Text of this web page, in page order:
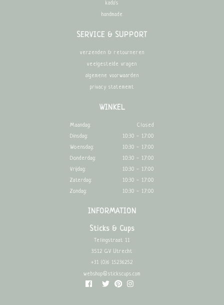
kado's
handmade
SERVICE & SUPPORT
verzenden & retourneren
veelgestelde vragen
algemene voorwaarden
privacy statememt
WINKEL
Maandag:
Closed
Dinsdag:
10:30 - 17:00
Woensdag:
10:30 - 17:00
Donderdag:
10:30 - 17:00
Vrijdag:
10:30 - 17:00
Zaterdag:
10:30 - 17:00
Zondag:
10:30 - 17:00
INFORMATION
Sticks & Cups
Telingstraat 11
3512 GV Utrecht
+31 (0)6 15236252
webshop@stickscups.com